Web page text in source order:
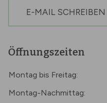
E-MAIL SCHREIBEN
Öffnungszeiten
Montag bis Freitag:
Montag-Nachmittag: